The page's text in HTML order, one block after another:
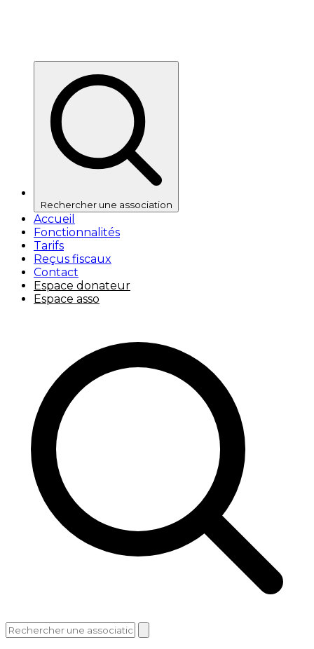
Rechercher une association
Accueil
Fonctionnalités
Tarifs
Reçus fiscaux
Contact
Espace donateur
Espace asso